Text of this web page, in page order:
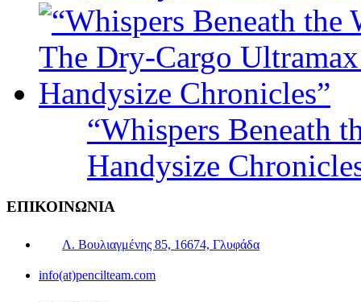
“Whispers Beneath
Handysize
ΕΠΙΚΟΙΝΩΝΙΑ
Λ. Βουλιαγμένης 85, 16674, Γλυφάδα
info(at)pencilteam.com